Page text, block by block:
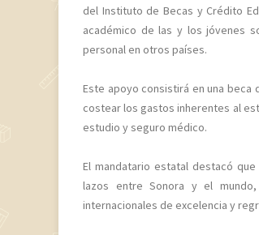
del Instituto de Becas y Crédito
académico de las y los jóvenes
personal en otros países.
Este apoyo consistirá en una beca
costear los gastos inherentes al
estudio y seguro médico.
El mandatario estatal destacó
lazos entre Sonora y el
internacionales de excelencia y